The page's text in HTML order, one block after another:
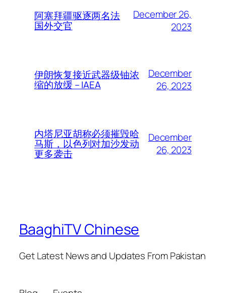
阿塞拜疆驱逐两名法
国外交官
December 26,
2023
伊朗恢复接近武器级铀浓
缩的放缓 – IAEA
December
26, 2023
内塔尼亚胡称必须摧毁哈
马斯，以色列对加沙发动
更多袭击
December
26, 2023
BaaghiTV Chinese
Get Latest News and Updates From Pakistan